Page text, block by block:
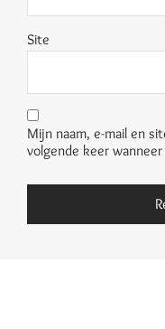
Site
Mijn naam, e-mail en
volgende keer